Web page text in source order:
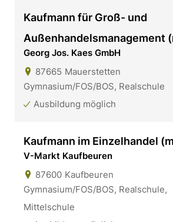
Kaufmann für Groß- und
Außenhandelsmanagement
Georg Jos. Kaes GmbH
87665 Mauerstetten
Gymnasium/FOS/BOS, Realschule
Ausbildung möglich
Kaufmann im Einzelhandel
V-Markt Kaufbeuren
87600 Kaufbeuren
Gymnasium/FOS/BOS, Realschule,
Mittelschule